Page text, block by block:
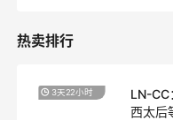
热卖排行
3天22小时
LN-CC
西太后